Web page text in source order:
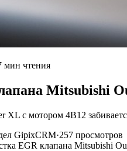
мин чтения
Mitsubishi
XL с мотором 4B12
GipixCRM·257 просмотров
EGR клапана Mitsubishi